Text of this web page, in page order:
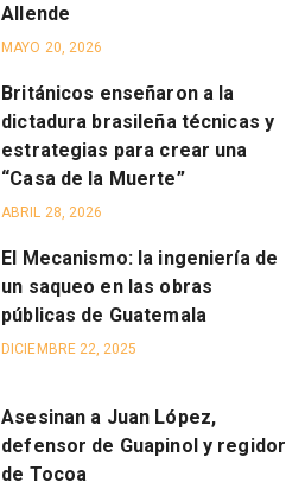
Allende
MAYO 20, 2026
Británicos enseñaron a la
dictadura brasileña técnicas y
estrategias para crear una
“Casa de la Muerte”
ABRIL 28, 2026
El Mecanismo: la ingeniería de
un saqueo en las obras
públicas de Guatemala
DICIEMBRE 22, 2025
Asesinan a Juan López,
defensor de Guapinol y regidor
de Tocoa